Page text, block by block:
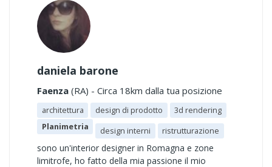
daniela barone
Faenza (RA) - Circa 18km dalla tua posizione
architettura design di prodotto
3d rendering
Planimetria
design interni ristrutturazione
sono un'interior designer in Romagna e zone
limitrofe, ho fatto della mia passione il mio